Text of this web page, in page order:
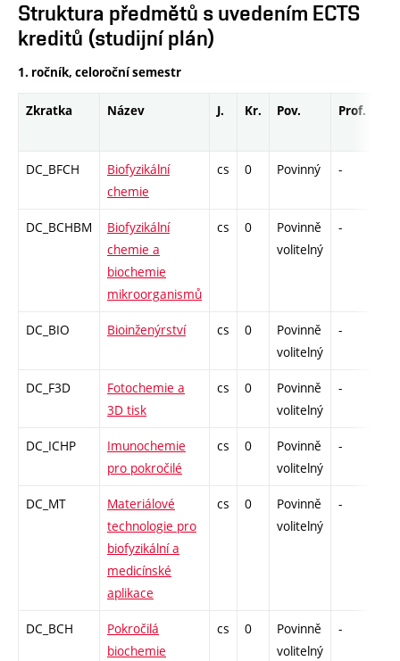
Struktura předmětů s uvedením ECTS
kreditů (studijní plán)
1. ročník, celoroční semestr
Zkratka Název J. Kr. Pov. Prof.
DC_BFCH
Biofyzikální
chemie
cs 0 Povinný -
DC_BCHBM
Biofyzikální
chemie a
biochemie
mikroorganismů
cs 0
Povinně
volitelný
-
DC_BIO Bioinženýrství cs 0
Povinně
volitelný
-
DC_F3D
Fotochemie a
3D tisk
cs 0
Povinně
volitelný
-
DC_ICHP
Imunochemie
pro pokročilé
cs 0
Povinně
volitelný
-
DC_MT
Materiálové
technologie pro
biofyzikální a
medicínské
aplikace
cs 0
Povinně
volitelný
-
DC_BCH
Pokročilá
biochemie
cs 0
Povinně
volitelný
-